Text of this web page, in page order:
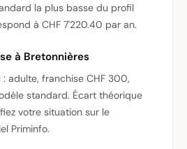
la plus basse du profil
à CHF 7'220.40 par an.
à Bretonnières
adulte, franchise CHF 300,
standard. Écart théorique
votre situation sur le
Priminfo.